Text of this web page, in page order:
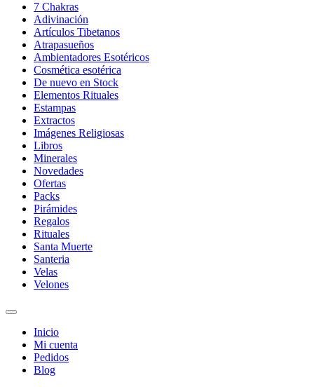
7 Chakras
Adivinación
Artículos Tibetanos
Atrapasueños
Ambientadores Esotéricos
Cosmética esotérica
De nuevo en Stock
Elementos Rituales
Estampas
Extractos
Imágenes Religiosas
Libros
Minerales
Novedades
Ofertas
Packs
Pirámides
Regalos
Rituales
Santa Muerte
Santeria
Velas
Velones
Inicio
Mi cuenta
Pedidos
Blog